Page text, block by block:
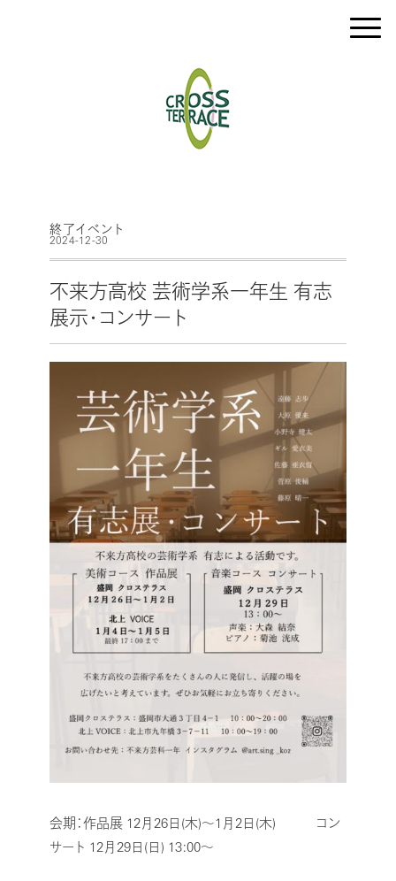
終了イベント
2024-12-30
不来方高校 芸術学系一年生 有志
展示・コンサート
会期：作品展 12月26日(木)～1月2日(木) コン
サート 12月29日(日) 13:00～